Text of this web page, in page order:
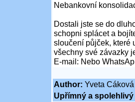
Nebankovní
Dostali jste se do
schopni splácet a
sloučení půjček, které
všechny své závazky
E-mail: Nebo
Author: Yveta Cáková
Upřímný a